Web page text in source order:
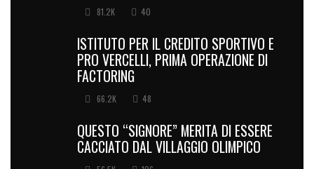
81.2K 40
ISTITUTO PER IL CREDITO SPORTIVO E
PRO VERCELLI, PRIMA OPERAZIONE DI
FACTORING
66.2K 48
QUESTO “SIGNORE” MERITA DI ESSERE
CACCIATO DAL VILLAGGIO OLIMPICO